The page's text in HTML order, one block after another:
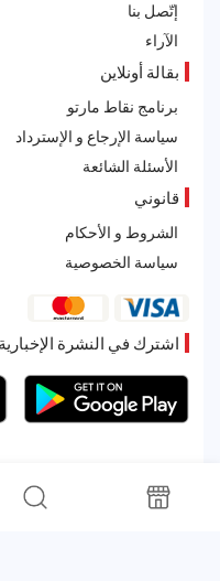
إتّصل بنا
الآراء
بقالة أونلاين
برنامج نقاط مارتو
سياسة الإرجاع و الإسترداد
الأسئلة الشائعة
قانوني
الشروط و الأحكام
سياسة الخصوصية
اشترك في النشرة
by Martoo © 2026